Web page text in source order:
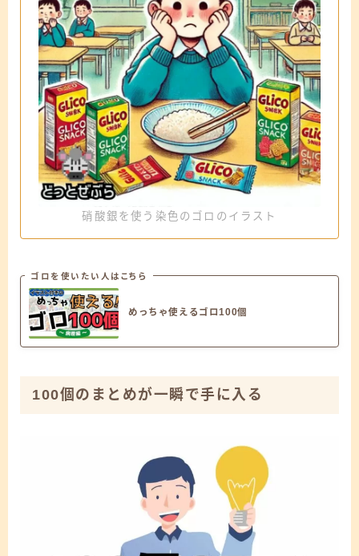
硝酸銀を使う染色のゴロのイラスト
ゴロを使いたい人はこちら
めっちゃ使えるゴロ100個
100個のまとめが一瞬で手に入る